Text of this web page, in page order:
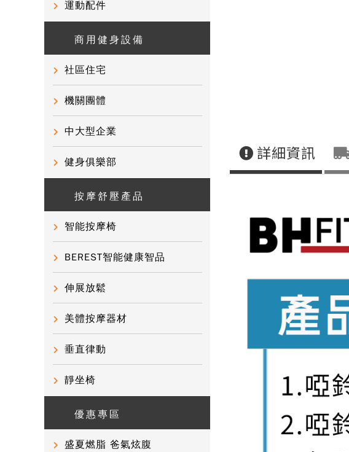
運動配件
商用健身設備
社區住宅
機關團體
中大型企業
健身俱樂部
按摩舒壓產品
智能按摩椅
BEREST智能健康智品
伸展放鬆
美體按摩器材
垂直律動
靜坐椅
優惠專區
盛夏燃脂 爸氣炫腹
詳細資訊